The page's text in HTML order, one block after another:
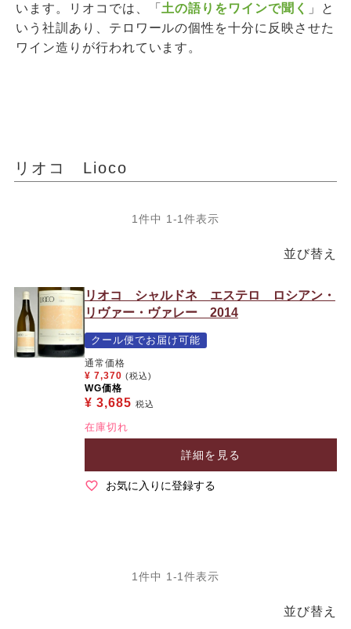
います。リオコでは、「 土の語りをワインで聞く
」と
いう社訓あり、テロワールの個性を十分に反映させた
ワイン造りが行われています。
リオコ Lioco
並び替え
1 件中 1 -1件表示
リオコ シャルドネ エステロ ロシアン・
リヴァー・ヴァレー 2014
クール便でお届け可能
通常価格
¥ 7,370 (税込)
WG価格
¥ 3,685 税込
在庫切れ
詳細を見る
お気に入りに登録する
並び替え
1 件中 1 -1件表示